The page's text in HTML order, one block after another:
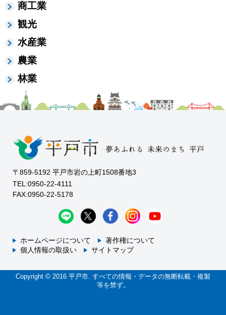
商工業
観光
水産業
農業
林業
〒859-5192 平戸市岩の上町1508番地3
TEL:0950-22-4111
FAX:0950-22-5178
ホームページについて
著作権について
個人情報の取扱い
サイトマップ
Copyright © 2016 平戸市. すべての情報・データの無断転載・複製
等を禁ず。